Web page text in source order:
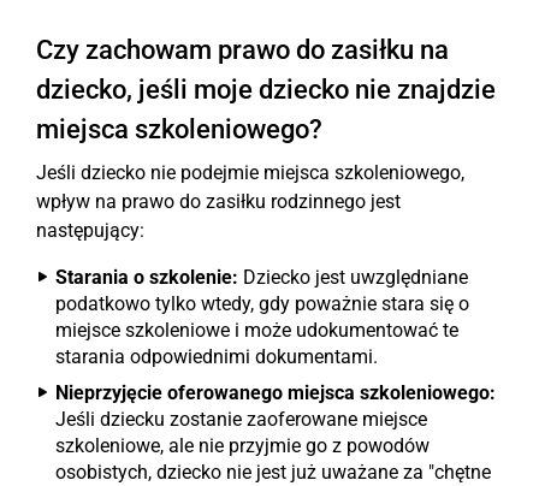
Czy zachowam prawo do zasiłku na
dziecko, jeśli moje dziecko nie znajdzie
miejsca szkoleniowego?
Jeśli dziecko nie podejmie miejsca szkoleniowego,
wpływ na prawo do zasiłku rodzinnego jest
następujący:
Starania o szkolenie: Dziecko jest uwzględniane
podatkowo tylko wtedy, gdy poważnie stara się o
miejsce szkoleniowe i może udokumentować te
starania odpowiednimi dokumentami.
Nieprzyjęcie oferowanego miejsca szkoleniowego:
Jeśli dziecku zostanie zaoferowane miejsce
szkoleniowe, ale nie przyjmie go z powodów
osobistych, dziecko nie jest już uważane za "chętne